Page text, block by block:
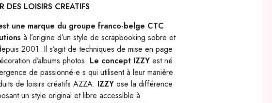
DES LOISIRS CREATIFS
une marque du groupe franco-belge CTC
à l’origine d’un style de scrapbooking sobre et
2001. Il s’agit de techniques de mise en page
d’albums photos. Le concept IZZY est né
de passionné·e·s qui utilisent à leur manière
de loisirs créatifs AZZA. IZZY ose la différence
un style original et libre accessible à